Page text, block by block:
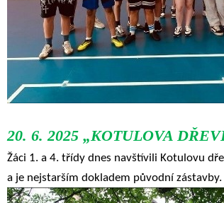
20. 6. 2025 „KOTULOVA
Žáci 1. a 4. třídy dnes navštívili Kotulovu
a je nejstarším dokladem původní